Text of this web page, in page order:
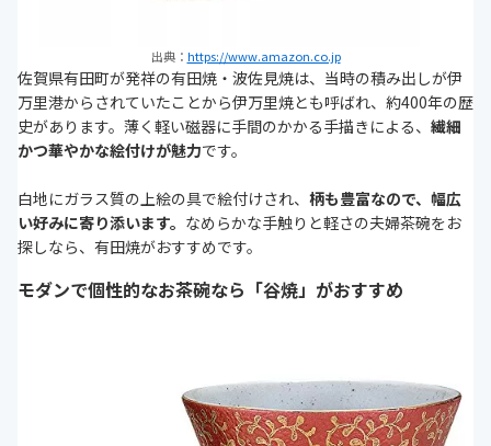
出典： https://www.amazon.co.jp
佐賀県有田町が発祥の有田焼・波佐見焼は、当時の積み出しが伊
万里港からされていたことから伊万里焼とも呼ばれ、約400年の歴
史があります。薄く軽い磁器に手間のかかる手描きによる、 繊細
かつ華やかな絵付けが魅力です。
白地にガラス質の上絵の具で絵付けされ、 柄も豊富なので、幅広
い好みに寄り添います。 なめらかな手触りと軽さの夫婦茶碗をお
探しなら、有田焼がおすすめです。
モダンで個性的なお茶碗なら「谷焼」がおすすめ